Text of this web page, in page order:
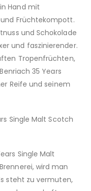
Hand mit
Früchtekompott.
und Schokolade
und faszinierender.
Tropenfrüchten,
35 Years
Reife und seinem
Single Malt Scotch
Single Malt
wird man
steht zu vermuten,